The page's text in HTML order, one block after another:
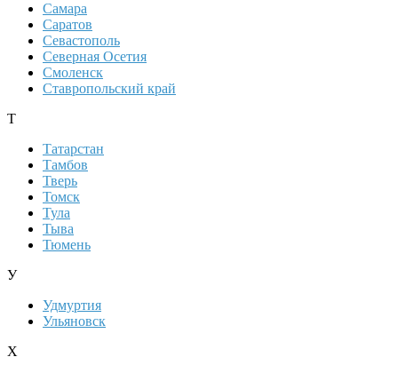
Самара
Саратов
Севастополь
Северная Осетия
Смоленск
Ставропольский край
Т
Татарстан
Тамбов
Тверь
Томск
Тула
Тыва
Тюмень
У
Удмуртия
Ульяновск
Х